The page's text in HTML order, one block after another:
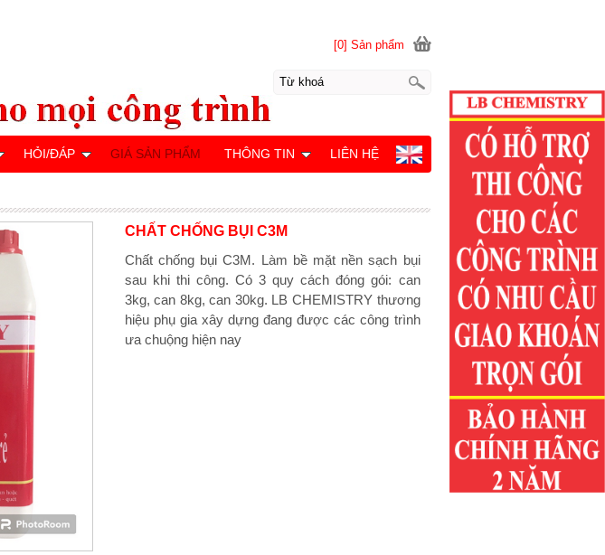
CHẤT CHỐNG BỤI C3M
Chất chống bụi C3M. Làm bề mặt nền sạch bụi
sau khi thi công. Có 3 quy cách đóng gói: can
3kg, can 8kg, can 30kg. LB CHEMISTRY thương
hiệu phụ gia xây dựng đang được các công trình
ưa chuộng hiện nay
[0] Sản phẩm
HỎI/ĐÁP GIÁ SẢN PHẨM THÔNG TIN LIÊN HỆ